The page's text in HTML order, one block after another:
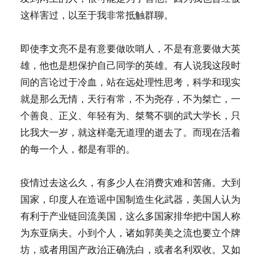
这样害过，以至于我非常抵触群聊。
即使李文亮不是有意要做吹哨人，不是有意要做大英
雄，他也是想保护自己同学的英雄。有人说我这段时
间的言论过于冷血，站在远处理性思考，科学和现实
就是那么无情，天行有常，不为尧存，不为桀亡，一
个善良、正义、年轻有为、桀骜不驯的武大学长，只
比我大一岁，就这样毫无道理的逝去了。而现在活着
的每一个人，都是有罪的。
疫情过去这么久，有多少人在消费灾难和苦痛。大到
国家，印度人在造谣中国制造生化武器，美国人认为
有利于产业链回流美国，这么多国家排华把中国人称
为东亚病夫。小到个人，诸如郭美美之流也要立个牌
坊，或者用国产政治正确洗白，或者名利双收。又如